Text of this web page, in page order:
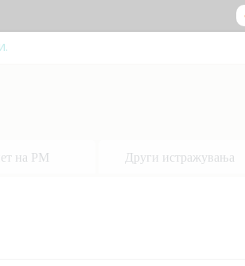
на РМ Други истражувања